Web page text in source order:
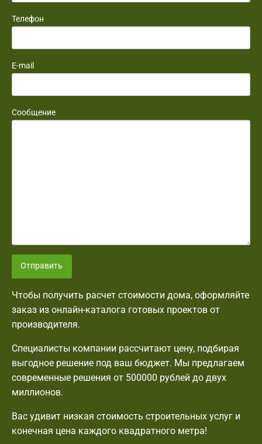
Телефон
E-mail
Сообщение
Отправить
Чтобы получить расчет стоимости дома, оформляйте
заказ из онлайн-каталога готовых проектов от
производителя.
Специалисты компании рассчитают цену, подбирая
выгодное решение под ваш бюджет. Мы предлагаем
современные решения от 500000 рублей до двух
миллионов.
Вас удивит низкая стоимость строительных услуг и
конечная цена каждого квадратного метра!